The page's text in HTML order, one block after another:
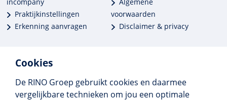
Cookies
De RINO Groep gebruikt cookies en daarmee
vergelijkbare technieken om jou een optimale
Praktijkinstellingen
Erkenning aanvragen
voorwaarden
Disclaimer & privacy
Meer dan 250 opleidingen